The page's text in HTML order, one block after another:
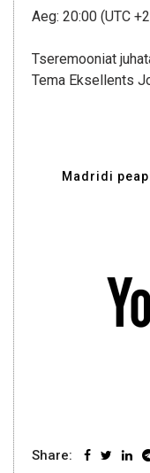
Aeg: 20:00 (UTC
Tseremooniat
Tema Eksellents
Madridi
Share: